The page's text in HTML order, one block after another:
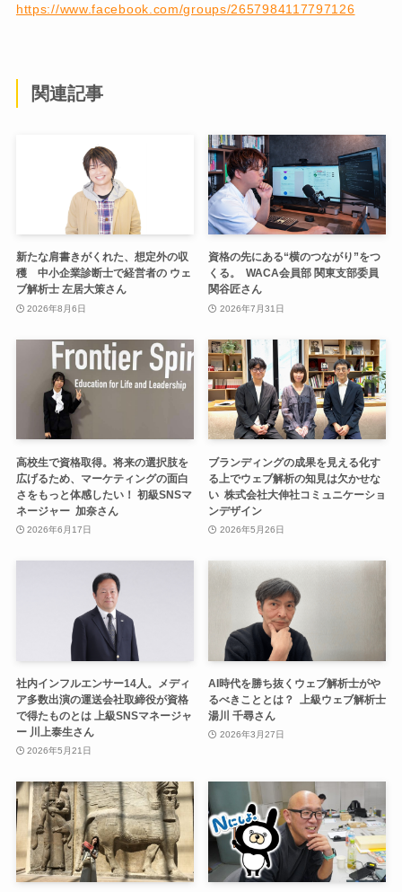
https://www.facebook.com/groups/2657984117797126
関連記事
新たな肩書きがくれた、想定外の収
穫 中小企業診断士で経営者の ウェ
ブ解析士 左居大策さん
2026年8月6日
資格の先にある“横のつながり”をつ
くる。 WACA会員部 関東支部委員
関谷匠さん
2026年7月31日
高校生で資格取得。将来の選択肢を
広げるため、マーケティングの面白
さをもっと体感したい！ 初級SNSマ
ネージャー 加奈さん
2026年6月17日
ブランディングの成果を見える化す
る上でウェブ解析の知見は欠かせな
い 株式会社大伸社コミュニケーショ
ンデザイン
2026年5月26日
社内インフルエンサー14人。メディ
ア多数出演の運送会社取締役が資格
で得たものとは 上級SNSマネージャ
ー 川上泰生さん
2026年5月21日
AI時代を勝ち抜くウェブ解析士がや
るべきこととは？ 上級ウェブ解析士
湯川 千尋さん
2026年3月27日